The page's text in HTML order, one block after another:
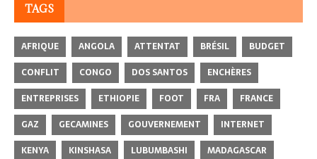
TAGS
AFRIQUE ANGOLA ATTENTAT BRÉSIL
BUDGET
CONFLIT
CONGO DOS SANTOS
ENCHÈRES
ENTREPRISES
ETHIOPIE FOOT FRA
FRANCE
GAZ
GECAMINES GOUVERNEMENT
INTERNET
KENYA
KINSHASA LUBUMBASHI
MADAGASCAR